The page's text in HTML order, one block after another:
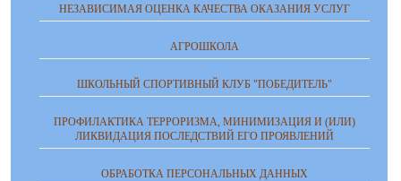
НЕЗАВИСИМАЯ ОЦЕНКА КАЧЕСТВА ОКАЗАНИЯ УСЛУГ
АГРОШКОЛА
ШКОЛЬНЫЙ СПОРТИВНЫЙ КЛУБ "ПОБЕДИТЕЛЬ"
ПРОФИЛАКТИКА ТЕРРОРИЗМА, МИНИМИЗАЦИЯ И (ИЛИ)
ЛИКВИДАЦИЯ ПОСЛЕДСТВИЙ ЕГО ПРОЯВЛЕНИЙ
ОБРАБОТКА ПЕРСОНАЛЬНЫХ ДАННЫХ